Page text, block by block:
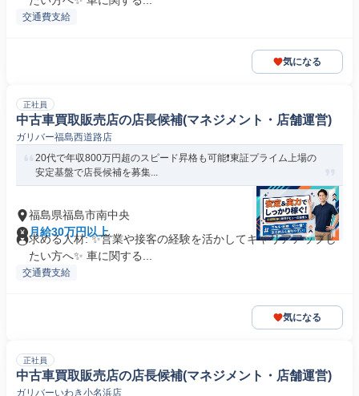
交通費支給
気になる
正社員
中古車買取販売店の店長候補(マネジメント・店舗運営)
ガリバー福島西道路店
20代で年収800万円超のスピード昇格も可能❗️東証プライム上場の
安定基盤で店長候補を募集...
福島県福島市南中央
月給30万円以上
求める人材: ✨️営業や接客の経験を活かしてキャリアアップし
たい方へ✨️ 車に関する...
交通費支給
気になる
正社員
中古車買取販売店の店長候補(マネジメント・店舗運営)
ガリバーいわき小名浜店